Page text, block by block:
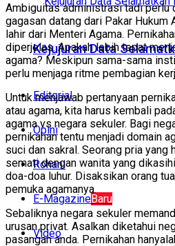
Kejujuran Data
Editorial
Opini
Rohani
E-MagazineBaru
Video
Ambiguitas administrasi tadi perlu
gagasan datang dari Pakar Hukum
lahir dari Menteri Agama.
diperjelas. Apakah lebih tepat
agama? Meskipun sama-sama
perlu menjaga ritme pembagian
Untuk menjawab pertanyaan
atau agama, kita harus kembali
agama vs negara sekuler. Bagi
pernikahan tentu menjadi domain
suci dan sakral. Seorang pria yang
semati dengan wanita yang
doa-doa luhur. Disaksikan orang
pemuka agamanya.
Sebaliknya negara sekuler
urusan privat. Asalkan diketahui
pasangan anda. Pernikahan